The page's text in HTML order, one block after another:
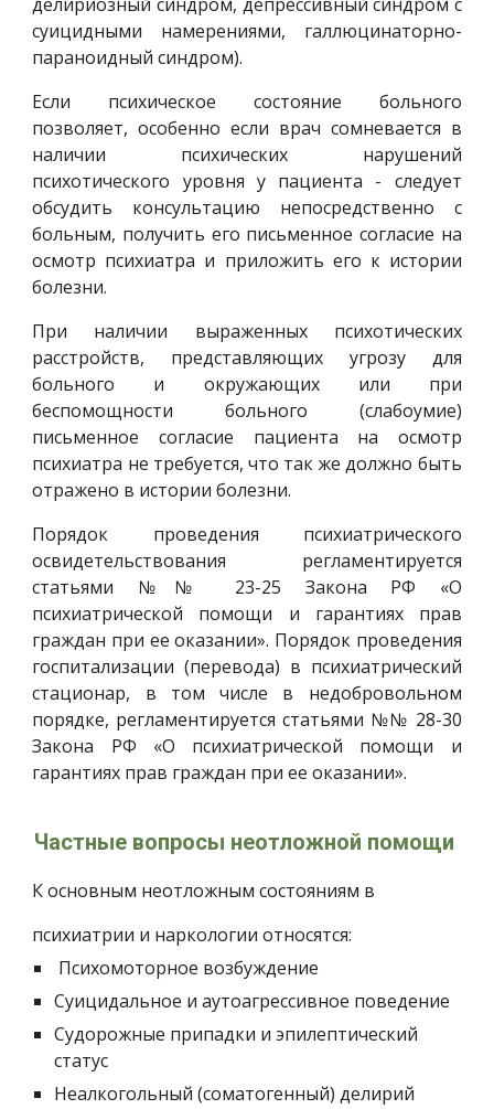
суицидными намерениями, галлюцинаторно-
параноидный синдром).
Если психическое состояние больного
позволяет, особенно если врач сомневается в
наличии психических нарушений
психотического уровня у пациента - следует
обсудить консультацию непосредственно с
больным, получить его письменное согласие на
осмотр психиатра и приложить его к истории
болезни.
При наличии выраженных психотических
расстройств, представляющих угрозу для
больного и окружающих или при
беспомощности больного (слабоумие)
письменное согласие пациента на осмотр
психиатра не требуется, что так же должно быть
отражено в истории болезни.
Порядок проведения психиатрического
освидетельствования регламентируется
статьями №№ 23-25 Закона РФ «О
психиатрической помощи и гарантиях прав
граждан при ее оказании». Порядок проведения
госпитализации (перевода) в психиатрический
стационар, в том числе в недобровольном
порядке, регламентируется статьями №№ 28-30
Закона РФ «О психиатрической помощи и
гарантиях прав граждан при ее оказании».
Частные вопросы неотложной помощи
К основным неотложным состояниям в
психиатрии и наркологии относятся:
Психомоторное возбуждение
Суицидальное и аутоагрессивное поведение
Судорожные припадки и эпилептический
статус
Неалкогольный (соматогенный) делирий